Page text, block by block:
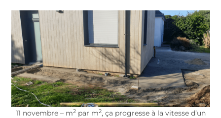
11 novembre – m2par m2, ça progresse à la vitesse d’un